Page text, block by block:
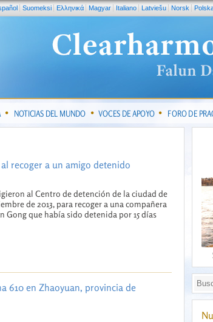
Suomeksi Ελληνικά Magyar Italiano Latviešu Norsk
NOTICIAS DEL MUNDO VOCES DE APOYO FORO DE
recoger a un amigo detenido
al Centro de detención de la ciudad de
de 2013, para recoger a una compañera
Gong que había sido detenida por 15 días
610 en Zhaoyuan, provincia de